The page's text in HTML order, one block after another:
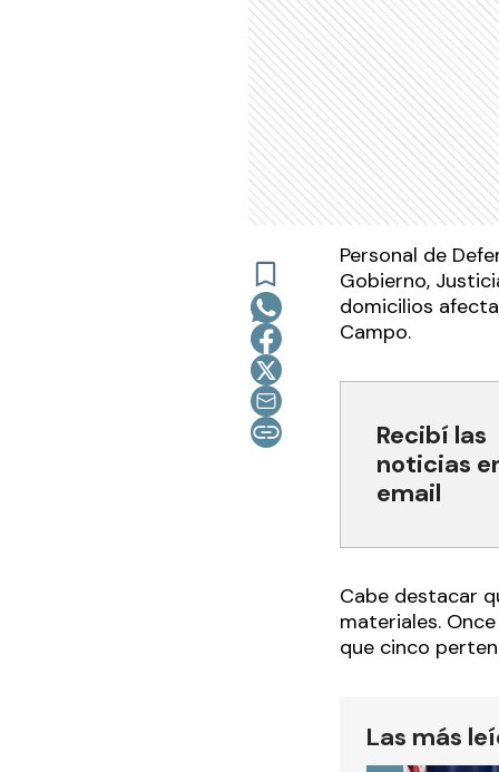
Personal de
Gobierno,
domicilios
Campo.
Recibí las
noticias
email
Cabe destacar
materiales.
que cinco
Las más